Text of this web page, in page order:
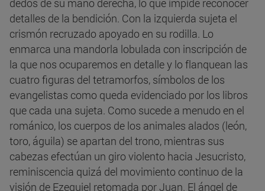
dedos de su mano derecha, lo que impide reconocer
detalles de la bendición. Con la izquierda sujeta el
crismón recruzado apoyado en su rodilla. Lo
enmarca una mandorla lobulada con inscripción de
la que nos ocuparemos en detalle y lo flanquean las
cuatro figuras del tetramorfos, símbolos de los
evangelistas como queda evidenciado por los libros
que cada una sujeta. Como sucede a menudo en el
románico, los cuerpos de los animales alados (león,
toro, águila) se apartan del trono, mientras sus
cabezas efectúan un giro violento hacia Jesucristo,
reminiscencia quizá del movimiento continuo de la
visión de Ezequiel retomada por Juan. El ángel de